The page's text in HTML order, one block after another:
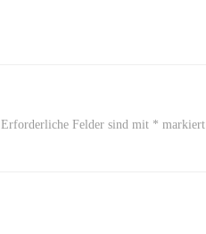
Erforderliche Felder sind mit * markiert